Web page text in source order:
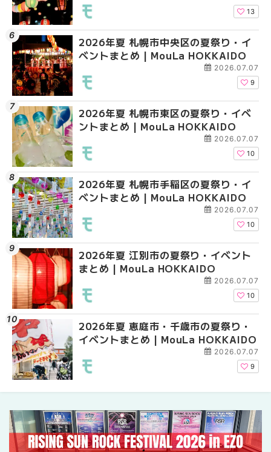
13
2026年夏 札幌市中央区の夏祭り・イ
ベントまとめ | MouLa HOKKAIDO
2026.07.07
9
2026年夏 札幌市東区の夏祭り・イベ
ントまとめ | MouLa HOKKAIDO
2026.07.07
10
2026年夏 札幌市手稲区の夏祭り・イ
ベントまとめ | MouLa HOKKAIDO
2026.07.07
10
2026年夏 江別市の夏祭り・イベント
まとめ | MouLa HOKKAIDO
2026.07.07
10
2026年夏 恵庭市・千歳市の夏祭り・
イベントまとめ | MouLa HOKKAIDO
2026.07.07
9
2026年夏 札幌市清田
ベントまとめ |
2026年夏 札幌市手稲
ベントまとめ |
2026年夏 札幌市中央
ベントまとめ |
2026年夏 札幌市南区
ントまとめ | MouLa
札幌の麻辣湯（マーラ
め専門店9選！本場の
新店まで徹底比較 |
2026年夏 札幌市手稲
ベントまとめ |
2026年夏 札幌市豊平
ベントまとめ |
2026年夏 札幌市東区
ントまとめ | MouLa
2026年夏 札幌市南区
ントまとめ | MouLa
札幌の麻辣湯（マーラ
め専門店6選！本場の
新店まで徹底比較 |